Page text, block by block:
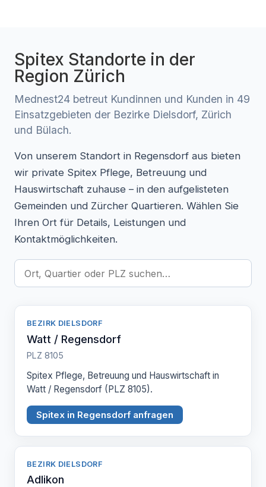
Spitex Standorte in der
Region Zürich
Mednest24 betreut Kundinnen und Kunden in 49
Einsatzgebieten der Bezirke Dielsdorf, Zürich
und Bülach.
Von unserem Standort in Regensdorf aus bieten
wir private Spitex Pflege, Betreuung und
Hauswirtschaft zuhause – in den aufgelisteten
Gemeinden und Zürcher Quartieren. Wählen Sie
Ihren Ort für Details, Leistungen und
Kontaktmöglichkeiten.
BEZIRK DIELSDORF
Watt / Regensdorf
PLZ 8105
Spitex Pflege, Betreuung und Hauswirtschaft in
Watt / Regensdorf (PLZ 8105).
Spitex in Regensdorf anfragen
BEZIRK DIELSDORF
Adlikon